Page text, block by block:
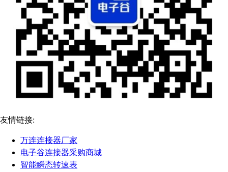
友情链接:
万连连接器厂家
电子谷连接器采购商城
智能瞬态转速表